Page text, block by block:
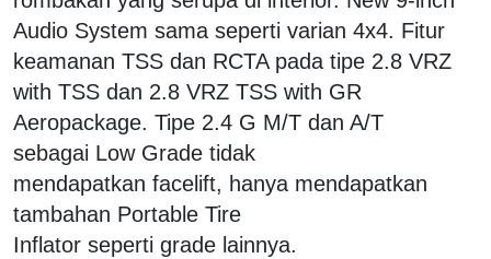
Audio System sama seperti varian 4x4. Fitur
keamanan TSS dan RCTA pada tipe 2.8 VRZ
with TSS dan 2.8 VRZ TSS with GR
Aeropackage. Tipe 2.4 G M/T dan A/T
sebagai Low Grade tidak
mendapatkan facelift, hanya mendapatkan
tambahan Portable Tire
Inflator seperti grade lainnya.